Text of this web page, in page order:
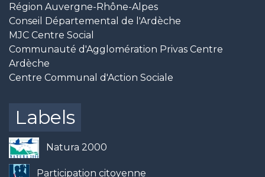
Région Auvergne-Rhône-Alpes
Conseil Départemental de l'Ardèche
MJC Centre Social
Communauté d'Agglomération Privas Centre
Ardèche
Centre Communal d'Action Sociale
Labels
Natura 2000
Participation citoyenne